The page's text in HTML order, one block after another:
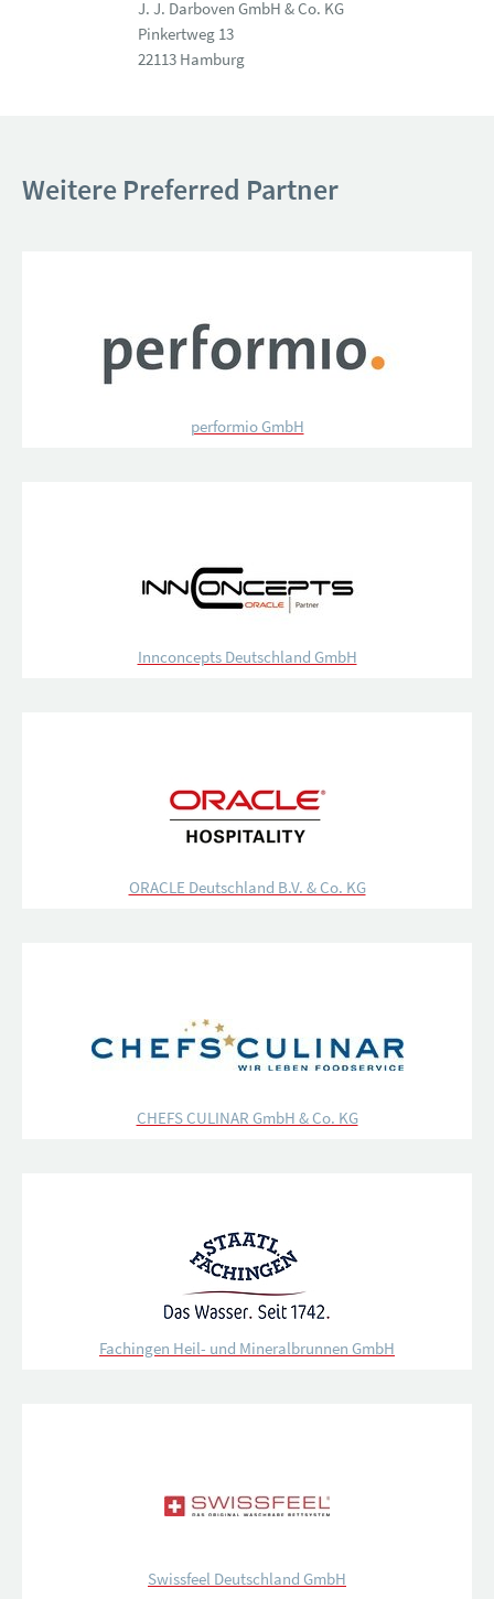
J. J. Darboven GmbH & Co. KG
Pinkertweg 13
22113 Hamburg
Weitere Preferred Partner
performio GmbH
Innconcepts Deutschland GmbH
ORACLE Deutschland B.V. & Co. KG
CHEFS CULINAR GmbH & Co. KG
Fachingen Heil- und Mineralbrunnen GmbH
Swissfeel Deutschland GmbH